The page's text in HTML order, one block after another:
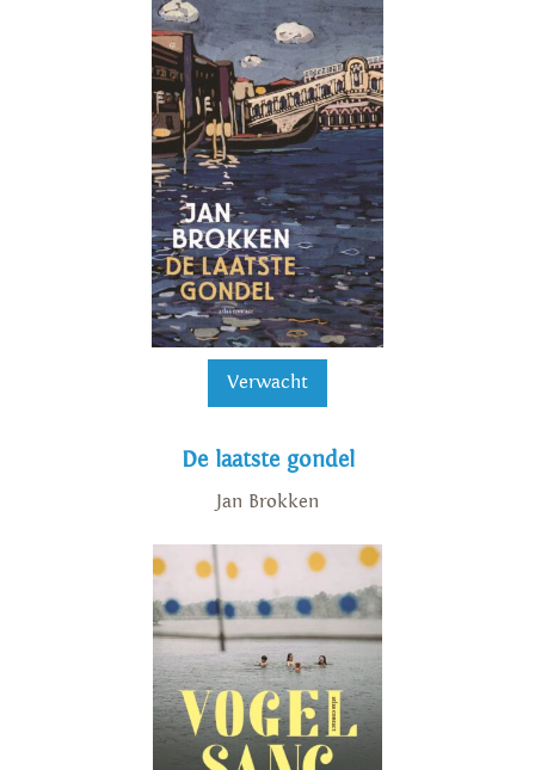
Verwacht
De laatste gondel
Jan Brokken